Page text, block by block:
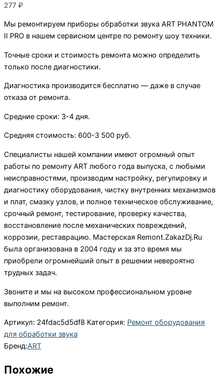
277 ₽
Мы ремонтируем приборы обработки звука ART PHANTOM
II PRO в нашем сервисном центре по ремонту шоу техники.
Точные сроки и стоимость ремонта можно определить
только после диагностики.
Диагностика производится бесплатно — даже в случае
отказа от ремонта.
Средние сроки: 3-4 дня.
Средняя стоимость: 600-3 500 руб.
Специалисты нашей компании имеют огромный опыт
работы по ремонту ART любого года выпуска, с любыми
неисправностями, производим настройку, регулировку и
диагностику оборудования, чистку внутренних механизмов
и плат, смазку узлов, и полное техническое обслуживание,
срочный ремонт, тестирование, проверку качества,
восстановление после механических повреждений,
коррозии, реставрацию. Мастерская Remont.ZakazDj.Ru
была организована в 2004 году и за это время мы
приобрели огромнейший опыт в решении невероятно
трудных задач.
Звоните и мы на высоком профессиональном уровне
выполним ремонт.
Артикул: 24fdac5d5df8 Категория: Ремонт оборудования
для обработки звука
Бренд:ART
Похожие